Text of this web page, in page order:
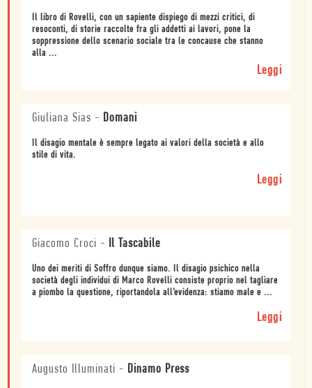
Il libro di Rovelli, con un sapiente dispiego di mezzi critici, di
resoconti, di storie raccolte fra gli addetti ai lavori, pone la
soppressione dello scenario sociale tra le concause che stanno
alla ...
Leggi
Giuliana Sias - Domani
Il disagio mentale è sempre legato ai valori della società e allo
stile di vita.
Leggi
Giacomo Croci - Il Tascabile
Uno dei meriti di Soffro dunque siamo. Il disagio psichico nella
società degli individui di Marco Rovelli consiste proprio nel tagliare
a piombo la questione, riportandola all’evidenza: stiamo male e ...
Leggi
Augusto Illuminati - Dinamo Press